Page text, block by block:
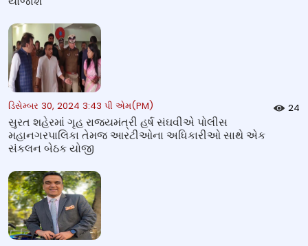
ડિસેમ્બર 30, 2024 3:43 પી એમ(PM) 24
સુરત શહેરમાં ગૃહ રાજ્યમંત્રી હર્ષ સંઘવીએ પોલીસ
મહાનગરપાલિકા તેમજ આરટીઓના અધિકારીઓ સાથે એક
સંકલન બેઠક યોજી